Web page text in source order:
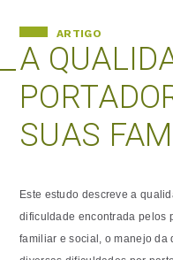
A
SUAS
ARTIGO
Este estudo descreve a
dificuldade encontrada pelos
familiar e social, o manejo da